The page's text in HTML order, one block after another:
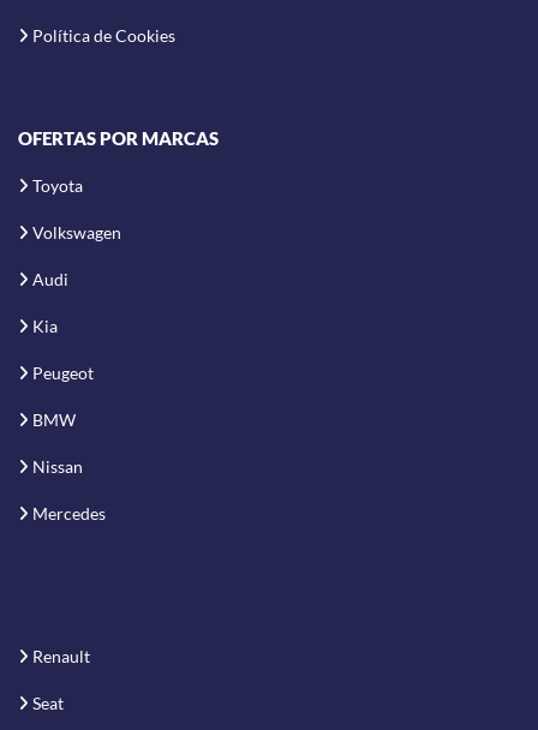
Política de Cookies
OFERTAS POR MARCAS
Toyota
Volkswagen
Audi
Kia
Peugeot
BMW
Nissan
Mercedes
Renault
Seat